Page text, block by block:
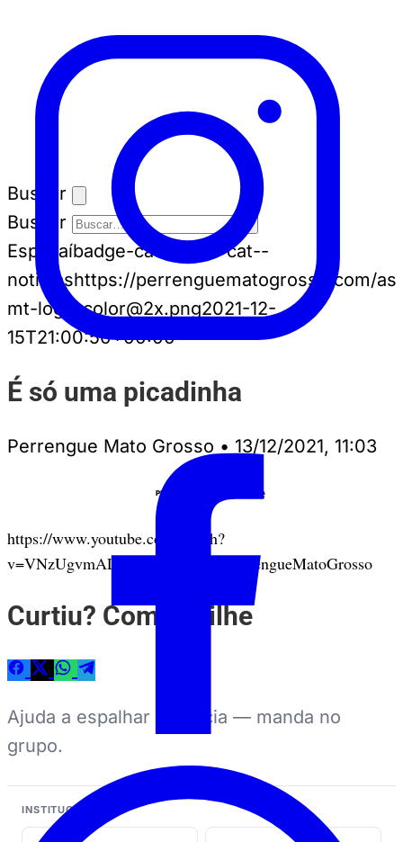
Buscar
Buscar
Espia aíbadge-cat badge-cat--
noticiashttps://perrenguematogrosso.com/
mt-logo-color@2x.png2021-12-
15T21:00:50+00:00
É só uma picadinha
Perrengue Mato Grosso • 13/12/2021, 11:03
PUBLICIDADE Anuncie
https://www.youtube.com/watch?
v=VNzUgvmALac&ab_channel=PerrengueMatoGrosso
Curtiu? Compartilhe
Ajuda a espalhar a notícia — manda no
grupo.
INSTITUCIONAL